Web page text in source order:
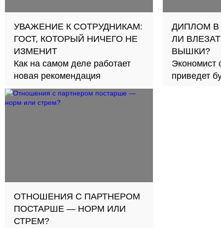
УВАЖЕНИЕ К СОТРУДНИКАМ:
ГОСТ, КОТОРЫЙ НИЧЕГО НЕ
ИЗМЕНИТ
Как на самом деле работает
новая рекомендация
ДИПЛОМ В
ЛИ
ВЫШКИ?
Экономист
приведет
ОТНОШЕНИЯ С ПАРТНЕРОМ
ПОСТАРШЕ — НОРМ ИЛИ
СТРЕМ?